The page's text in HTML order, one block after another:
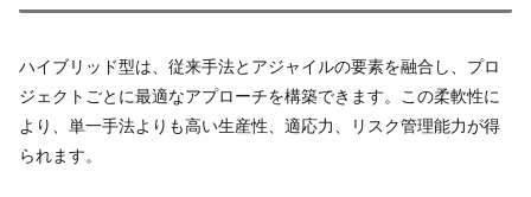
ハイブリッド型は、従来手法とアジャイルの要素を融合し、プロ
ジェクトごとに最適なアプローチを構築できます。この柔軟性に
より、単一手法よりも高い生産性、適応力、リスク管理能力が得
られます。